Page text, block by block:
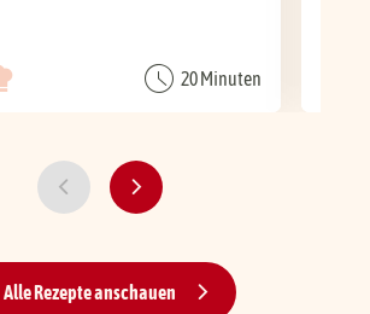
20 Minuten
Alle Rezepte anschauen